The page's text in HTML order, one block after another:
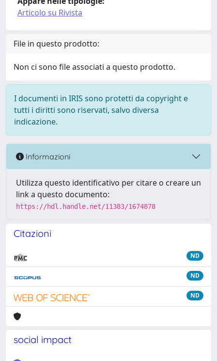
Articolo su Rivista
File in questo prodotto:
Non ci sono file associati a questo prodotto.
I documenti in IRIS sono protetti da copyright e
tutti i diritti sono riservati, salvo diversa
indicazione.
Informazioni
Utilizza questo identificativo per citare o creare un
link a questo documento:
https://hdl.handle.net/11383/1674878
Citazioni
ND
ND
ND
social impact